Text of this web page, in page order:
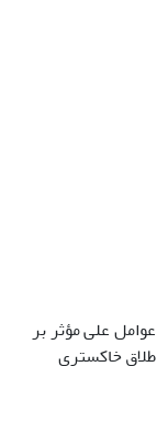
عوامل علی مؤثر بر
طلاق خاکستری